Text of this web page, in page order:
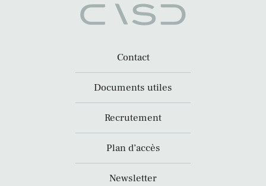
Contact
Documents utiles
Recrutement
Plan d’accès
Newsletter